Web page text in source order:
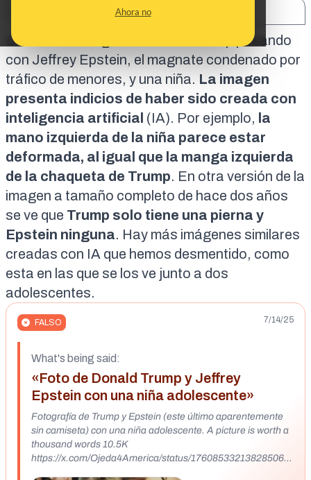
Ahora no
Circula una imagen de Donald Trump posando
con Jeffrey Epstein, el magnate condenado por
tráfico de menores, y una niña. La imagen
presenta indicios de haber sido creada con
inteligencia artificial (IA). Por ejemplo, la
mano izquierda de la niña parece estar
deformada, al igual que la manga izquierda
de la chaqueta de Trump. En otra versión de la
imagen a tamaño completo de hace dos años
se ve que Trump solo tiene una pierna y
Epstein ninguna. Hay más imágenes similares
creadas con IA que hemos desmentido, como
esta en las que se los ve junto a dos
adolescentes.
FALSO 7/14/25
What's being said:
«Foto de Donald Trump y Jeffrey
Epstein con una niña adolescente»
Fotografía de Trump y Epstein (este último aparentemente
sin camiseta) con una niña adolescente. A picture is worth a
thousand words 10.5K
https://x.com/Ojeda4America/status/176085332138285067